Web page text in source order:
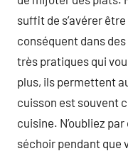
suffit de s’avérer
conséquent dans
très pratiques qui
plus, ils permettent
cuisson est souvent
cuisine. N’oubliez
séchoir pendant que